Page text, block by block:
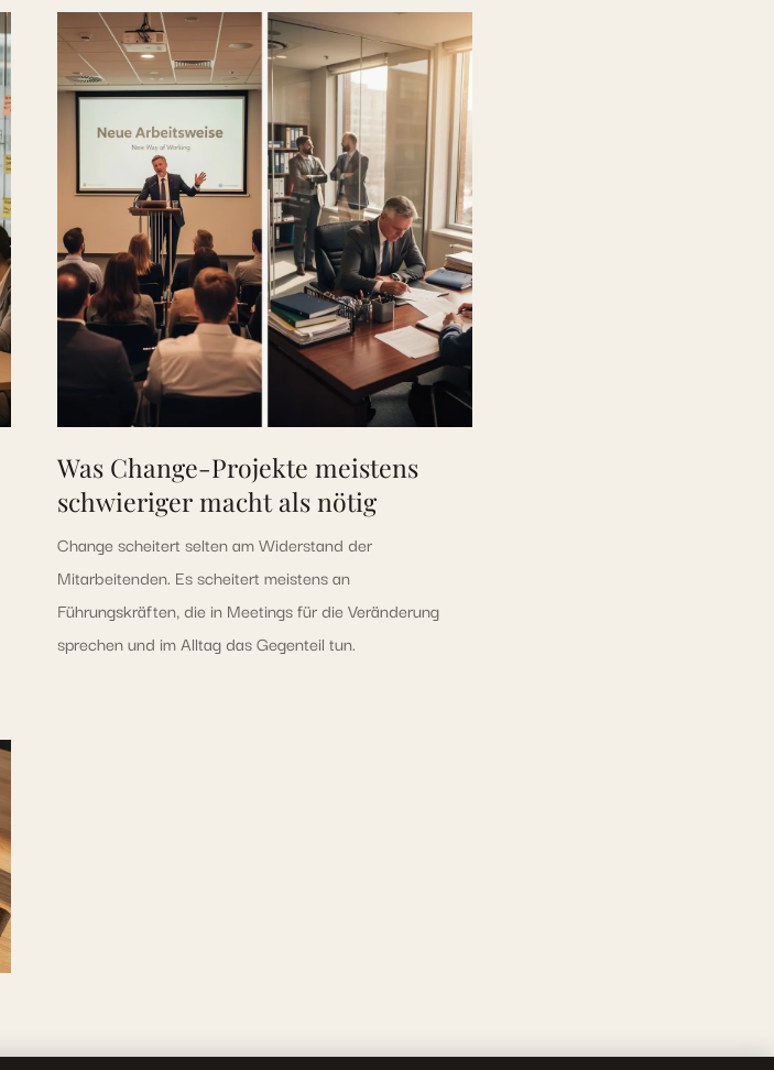
Was Change-Projekte meistens
schwieriger macht als nötig
Change scheitert selten am Widerstand der
Mitarbeitenden. Es scheitert meistens an
Führungskräften, die in Meetings für die Veränderung
sprechen und im Alltag das Gegenteil tun.